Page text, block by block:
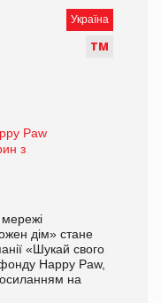
Україна
ТМ
Paw
з
дім» стане
«Шукай свого
Happy Paw,
на